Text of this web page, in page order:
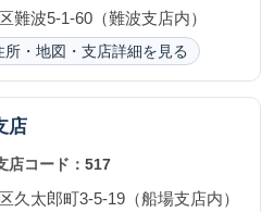
難波5-1-60（難波支店内）
所・地図・支店詳細を見る
店
店コード：517
久太郎町3-5-19（船場支店内）